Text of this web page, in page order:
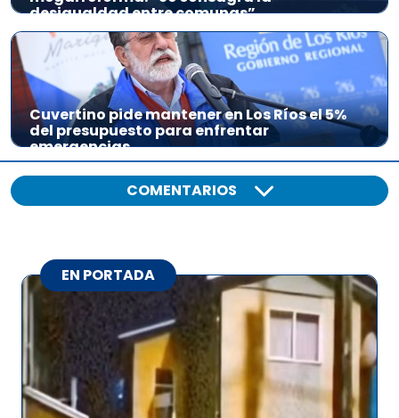
desigualdad entre comunas”
Cuvertino pide mantener en Los Ríos el 5%
del presupuesto para enfrentar
emergencias
COMENTARIOS
EN PORTADA